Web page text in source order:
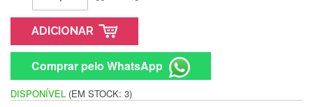
ADICIONAR
Comprar pelo WhatsApp
DISPONÍVEL (EM STOCK: 3)